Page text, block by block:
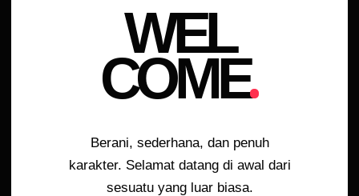
WEL
COME
Berani, sederhana, dan penuh
karakter. Selamat datang di awal dari
sesuatu yang luar biasa.